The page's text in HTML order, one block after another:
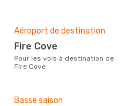
Aéroport de destination
Fire Cove
Pour les vols à destination de
Fire Cove
Basse saison